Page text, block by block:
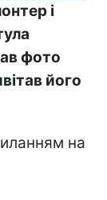
і
фото
його
на